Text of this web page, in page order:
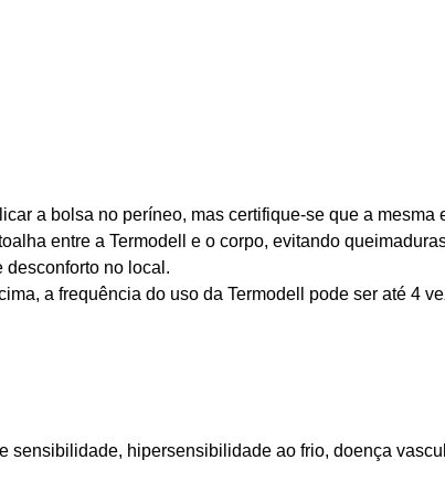
a bolsa no períneo, mas certifique-se que a mesma
entre a Termodell e o corpo, evitando
desconforto no local.
a frequência do uso da Termodell pode ser até 4
sensibilidade, hipersensibilidade ao frio, doença